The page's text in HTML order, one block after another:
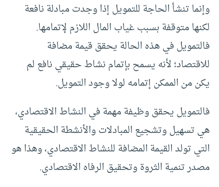
وإنما تنشأ الحاجة للتمويل إذا وجدت مبادلة نافعة
لكنها متوقفة بسبب غياب المال اللازم لإتمامها.
فالتمويل في هذه الحالة يحقق قيمة مضافة
للاقتصاد؛ لأنه يسمح بإتمام نشاط حقيقي نافع لم
يكن من الممكن إتمامه لولا وجود التمويل.
فالتمويل يحقق وظيفة مهمة في النشاط الاقتصادي،
هي تسهيل وتشجيع المبادلات والأنشطة الحقيقية
التي تولد القيمة المضافة للنشاط الاقتصادي، وهذا هو
مصدر تنمية الثروة وتحقيق الرفاه الاقتصادي.